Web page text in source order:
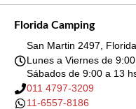
Florida Camping
San Martin 2497,
Lunes a Viernes de
Sábados de 9:00 a 13
011 4797-3209
11-6557-8186